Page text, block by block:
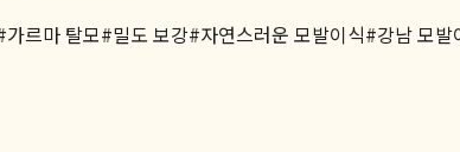
가르마 탈모#밀도 보강#자연스러운 모발이식#강남 모발